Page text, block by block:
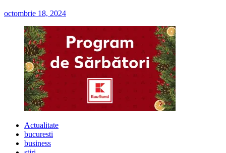
octombrie 18, 2024
Actualitate
bucuresti
business